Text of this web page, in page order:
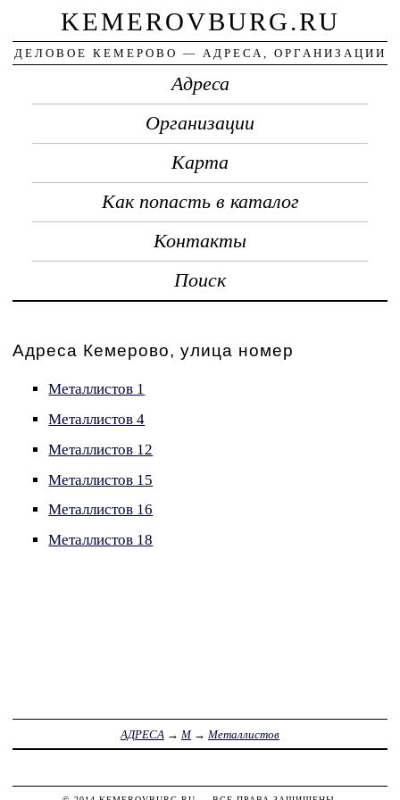
KEMEROVBURG.RU
ДЕЛОВОЕ КЕМЕРОВО — АДРЕСА, ОРГАНИЗАЦИИ
Адреса
Организации
Карта
Как попасть в каталог
Контакты
Поиск
Адреса Кемерово, улица номер
Металлистов 1
Металлистов 4
Металлистов 12
Металлистов 15
Металлистов 16
Металлистов 18
АДРЕСА → М→ Металлистов